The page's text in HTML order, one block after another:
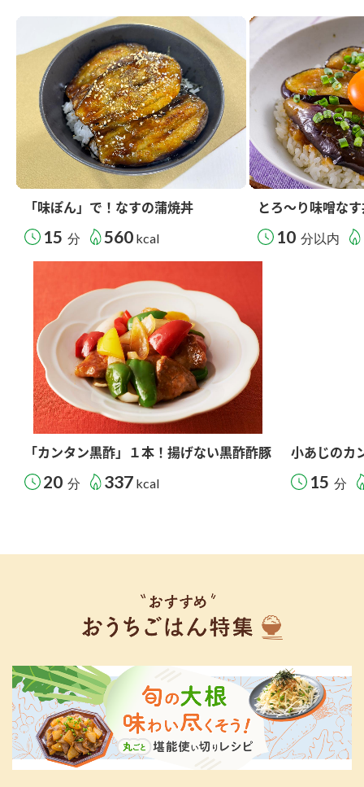
「味ぽん」で！なすの蒲焼丼
15 分 560 kcal
とろ～り味噌な
10 分以内
「カンタン黒酢」１本！揚げない黒酢酢豚
20 分 337 kcal
小あじのカ
15 分